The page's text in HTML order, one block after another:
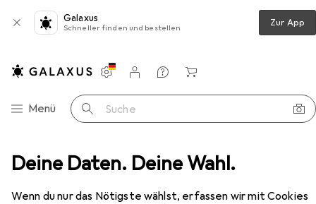
Deine Daten. Deine Wahl.
Wenn du nur das Nötigste wählst, erfassen wir mit Cookies
Galaxus
Schneller finden und bestellen Zur App
Navigation nach Kategorien
Menü Suche
Einstellungen
Kundenkonto
Vergleichslisten
Merklisten
Warenkorb
Tablets Walkie Talkie Kenwood Corp. TK-3701D